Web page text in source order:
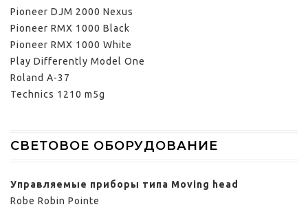
Pioneer DJM 2000 Nexus
Pioneer RMX 1000 Black
Pioneer RMX 1000 White
Play Differently Model One
Roland A-37
Technics 1210 m5g
СВЕТОВОЕ ОБОРУДОВАНИЕ
Управляемые приборы типа Moving head
Robe Robin Pointe